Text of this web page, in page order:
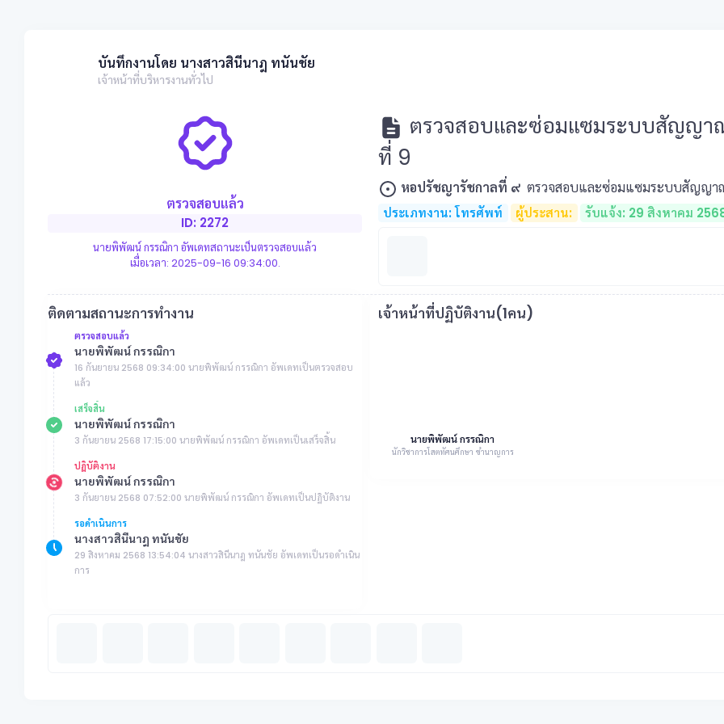
บันทึกงานโดย นางสาวสินีนาฎ ทนันชัย
เจ้าหน้าที่บริหารงานทั่วไป
ตรวจสอบแล้ว
ID: 2272
นายพิพัฒน์ กรรณิกา อัพเดทสถานะเป็นตรวจสอบแล้ว
เมื่อเวลา: 2025-09-16 09:34:00.
ตรวจสอบและซ่อมแซมระบบสัญญา
ที่ 9
หอปรัชญารัชกาลที่ ๙ตรวจสอบและซ่อมแซมระบบสัญญา
ประเภทงาน: โทรศัพท์ ผู้ประสาน: รับแจ้ง: 29 สิงหาคม
ติดตามสถานะการทำงาน
ตรวจสอบแล้ว
นายพิพัฒน์ กรรณิกา
16 กันยายน 2568 09:34:00 นายพิพัฒน์ กรรณิกา อัพเดทเป็นตรวจสอบ
แล้ว
เสร็จสิ้น
นายพิพัฒน์ กรรณิกา
3 กันยายน 2568 17:15:00 นายพิพัฒน์ กรรณิกา อัพเดทเป็นเสร็จสิ้น
ปฏิบัติงาน
นายพิพัฒน์ กรรณิกา
3 กันยายน 2568 07:52:00 นายพิพัฒน์ กรรณิกา อัพเดทเป็นปฏิบัติงาน
รอดำเนินการ
นางสาวสินีนาฎ ทนันชัย
29 สิงหาคม 2568 13:54:04 นางสาวสินีนาฎ ทนันชัย อัพเดทเป็นรอดำเนิน
การ
เจ้าหน้าที่ปฏิบัติงาน(1คน)
นายพิพัฒน์ กรรณิกา
นักวิชาการโสตทัศนศึกษา ชำนาญการ